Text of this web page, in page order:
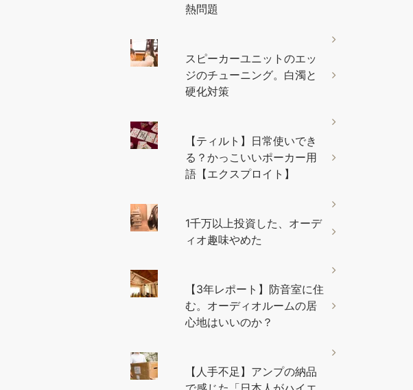
熱問題
スピーカーユニットのエッ
ジのチューニング。白濁と
硬化対策
【ティルト】日常使いでき
る？かっこいいポーカー用
語【エクスプロイト】
1千万以上投資した、オーデ
ィオ趣味やめた
【3年レポート】防音室に住
む。オーディオルームの居
心地はいいのか？
【人手不足】アンプの納品